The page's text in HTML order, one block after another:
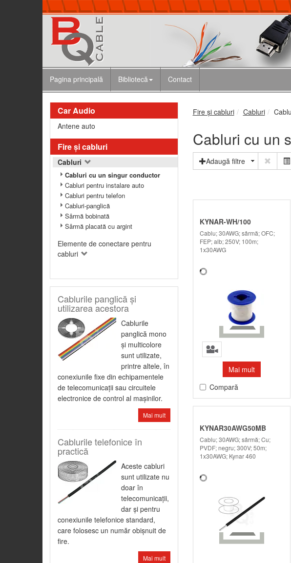
Pagina principală Bibliotecă Contact
Car Audio
Antene auto
Fire şi cabluri
Cabluri
Cabluri cu un singur conductor
Cabluri pentru instalare auto
Cabluri pentru telefon
Cabluri-panglică
Sârmă bobinată
Sârmă placată cu argint
Elemente de conectare pentru
cabluri
Cablurile panglică şi
utilizarea acestora
Cablurile
panglică mono
şi multicolore
sunt utilizate,
printre altele, în
conexiunile fixe din echipamentele
de telecomunicaţii sau circuitele
electronice de control al maşinilor.
Mai mult
Cablurile telefonice în
practică
Aceste cabluri
sunt utilizate nu
doar în
telecomunicaţii,
dar şi pentru
conexiunile telefonice standard,
care folosesc un număr obişnuit de
fire.
Mai mult
Fire şi cabluri Cabluri
Cabluri cu un
Adaugă filtre
KYNAR-WH/100
Cablu; 30AWG; sârmă; OFC;
FEP; alb; 250V; 100m;
1x30AWG
Mai mult
Compară
KYNAR30AWG50MB
Cablu; 30AWG; sârmă; Cu;
PVDF; negru; 300V; 50m;
1x30AWG; Kynar 460